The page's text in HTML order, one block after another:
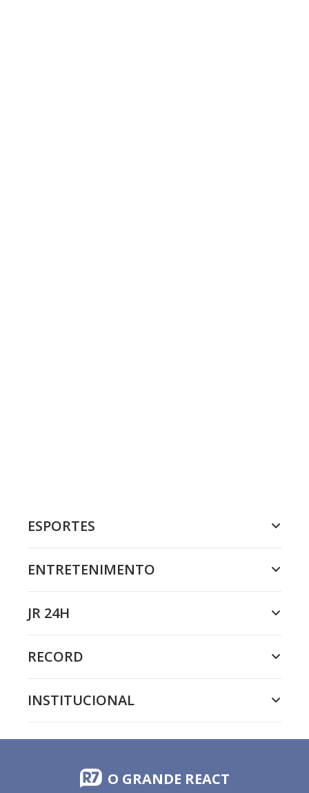
ESPORTES
ENTRETENIMENTO
JR 24H
RECORD
INSTITUCIONAL
O GRANDE REACT